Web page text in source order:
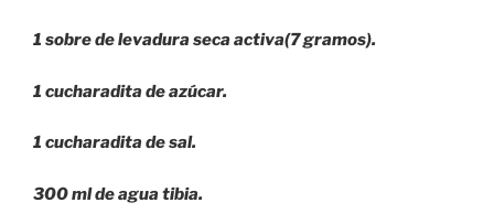
1 sobre de levadura seca activa(7 gramos).
1 cucharadita de azúcar.
1 cucharadita de sal.
300 ml de agua tibia.